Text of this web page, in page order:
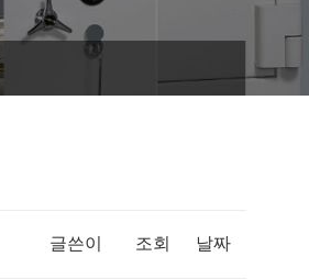
글쓴이 조회 날짜